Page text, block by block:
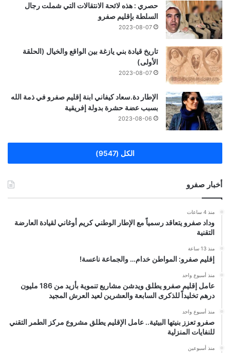
حصري : هذه لائحة الانتقالات التي شملت رجال
السلطة بإقليم صفرو
2023-08-07
تاريخ قيادة بني يازغة بين الواقع والخيال (الحلقة
الأولى)
2023-08-07
الإطار دة.سعاد كيفاني ابنة إقليم صفرو في ذمة الله
بسبب عضة حشرة بدولة إفريقية
2023-08-06
الكل (9547)
أخبار صفرو
منذ 4 ساعات
وداد صفرو يتعاقد رسمياً مع الإطار الوطني كريم أوغاني لقيادة العارضة
التقنية
منذ 13 ساعة
إقليم صفرو: المواطن خدام… والجماعة ناعسة!
منذ أسبوع واحد
عامل إقليم صفرو يطلق ويدشن مشاريع تنموية بأزيد من 186 مليون
درهم تخليداً للذكرى السابعة والعشرين لعيد العرش المجيد
منذ أسبوع واحد
صفرو تعزز بنيتها البيئية.. عامل الإقليم يطلق مشروع مركز الطمر التقني
للنفايات المنزلية
منذ أسبوعين